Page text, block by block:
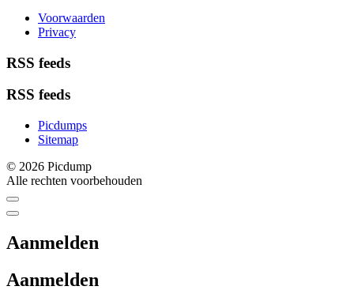
Voorwaarden
Privacy
RSS feeds
RSS feeds
Picdumps
Sitemap
© 2026 Picdump
Alle rechten voorbehouden
Aanmelden
Aanmelden